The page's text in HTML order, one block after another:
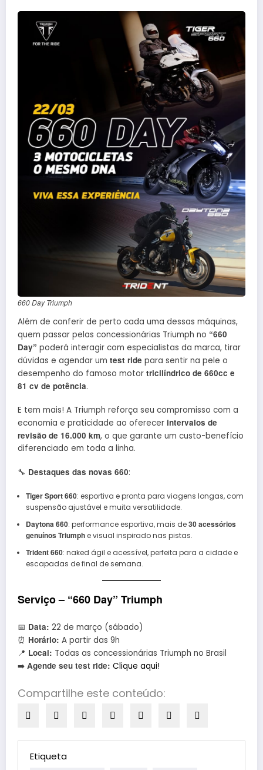
660 Day Triumph
Além de conferir de perto cada uma dessas máquinas,
quem passar pelas concessionárias Triumph no “660
Day” poderá interagir com especialistas da marca, tirar
dúvidas e agendar um test ride para sentir na pele o
desempenho do famoso motor tricilíndrico de 660cc e
81 cv de potência.
E tem mais! A Triumph reforça seu compromisso com a
economia e praticidade ao oferecer intervalos de
revisão de 16.000 km, o que garante um custo-benefício
diferenciado em toda a linha.
🔧 Destaques das novas 660:
Tiger Sport 660: esportiva e pronta para viagens longas, com
suspensão ajustável e muita versatilidade.
Daytona 660: performance esportiva, mais de30 acessórios
genuínos Triumphe visual inspirado nas pistas.
Trident 660: naked ágil e acessível, perfeita para a cidade e
escapadas de final de semana.
Serviço – “660 Day” Triumph
📅 Data: 22 de março (sábado)
⏰ Horário: A partir das 9h
📍 Local: Todas as concessionárias Triumph no Brasil
➡️ Agende seu test ride: Clique aqui!
Compartilhe este conteúdo:
Etiqueta